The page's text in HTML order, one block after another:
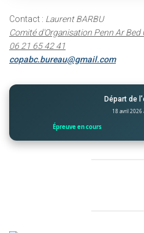
Contact : Laurent BARBU
Comité d'Organisation Penn Ar Bed
06 21 65 42 41
copabc.bureau@gmail.com
Départ de
18 avril 2026
Épreuve en cours